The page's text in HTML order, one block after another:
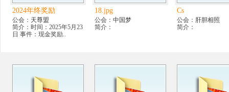
2024年终奖励
公会： 天尊盟
简介：时间：2025年5月23
日 事件：现金奖励..
18.jpg
公会： 中国梦
简介：
Cs
公会： 肝胆相照
简介：